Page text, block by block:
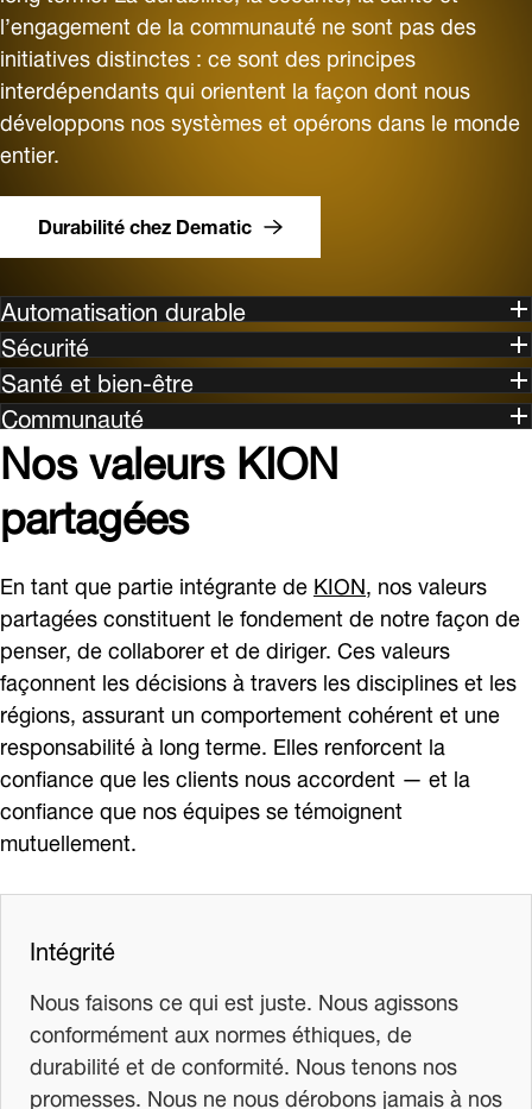
l’engagement de la communauté ne sont pas des
initiatives distinctes : ce sont des principes
interdépendants qui orientent la façon dont nous
développons nos systèmes et opérons dans le monde
entier.
Durabilité chez Dematic
Automatisation durable
Sécurité
Santé et bien-être
Communauté
Nos valeurs KION
partagées
En tant que partie intégrante deKION, nos valeurs
partagées constituent le fondement de notre façon de
penser, de collaborer et de diriger. Ces valeurs
façonnent les décisions à travers les disciplines et les
régions, assurant un comportement cohérent et une
responsabilité à long terme. Elles renforcent la
confiance que les clients nous accordent — et la
confiance que nos équipes se témoignent
mutuellement.
Intégrité
Nous faisons ce qui est juste. Nous agissons
conformément aux normes éthiques, de
durabilité et de conformité. Nous tenons nos
promesses. Nous ne nous dérobons jamais à nos